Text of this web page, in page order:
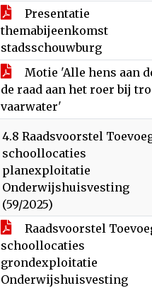
Presentatie
themabijeenkomst
stadsschouwburg
Motie 'Alle hens aan
de raad aan het roer bij
vaarwater'
4.8 Raadsvoorstel
schoollocaties
planexploitatie
Onderwijshuisvesting
(59/2025)
Raadsvoorstel
schoollocaties
grondexploitatie
Onderwijshuisvesting